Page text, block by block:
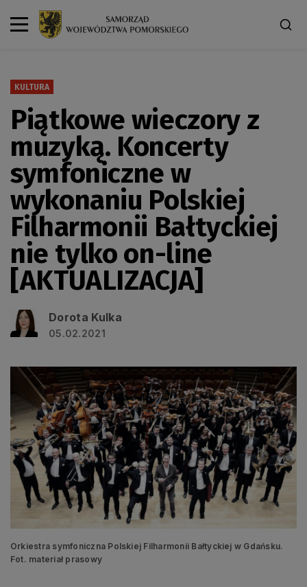
KULTURA
Piątkowe wieczory z
muzyką. Koncerty
symfoniczne w
wykonaniu Polskiej
Filharmonii Bałtyckiej
nie tylko on-line
[AKTUALIZACJA]
Dorota Kulka
05.02.2021
Orkiestra symfoniczna Polskiej Filharmonii Bałtyckiej w Gdańsku.
Fot. materiał prasowy